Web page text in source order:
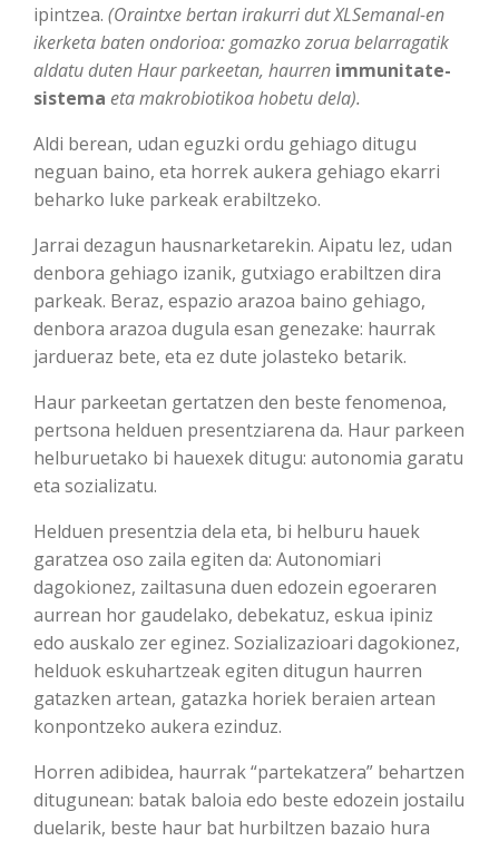
ipintzea. (Oraintxe bertan irakurri dut XLSemanal-en
ikerketa baten ondorioa: gomazko zorua belarragatik
aldatu duten Haur parkeetan, haurren immunitate-
sistema eta makrobiotikoa hobetu dela).
Aldi berean, udan eguzki ordu gehiago ditugu
neguan baino, eta horrek aukera gehiago ekarri
beharko luke parkeak erabiltzeko.
Jarrai dezagun hausnarketarekin. Aipatu lez, udan
denbora gehiago izanik, gutxiago erabiltzen dira
parkeak. Beraz, espazio arazoa baino gehiago,
denbora arazoa dugula esan genezake: haurrak
jardueraz bete, eta ez dute jolasteko betarik.
Haur parkeetan gertatzen den beste fenomenoa,
pertsona helduen presentziarena da. Haur parkeen
helburuetako bi hauexek ditugu: autonomia garatu
eta sozializatu.
Helduen presentzia dela eta, bi helburu hauek
garatzea oso zaila egiten da: Autonomiari
dagokionez, zailtasuna duen edozein egoeraren
aurrean hor gaudelako, debekatuz, eskua ipiniz
edo auskalo zer eginez. Sozializazioari dagokionez,
helduok eskuhartzeak egiten ditugun haurren
gatazken artean, gatazka horiek beraien artean
konpontzeko aukera ezinduz.
Horren adibidea, haurrak “partekatzera” behartzen
ditugunean: batak baloia edo beste edozein jostailu
duelarik, beste haur bat hurbiltzen bazaio hura